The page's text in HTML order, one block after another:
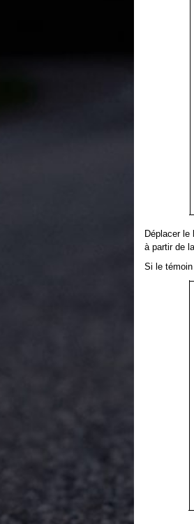
Déplacer
à partir de
Si le